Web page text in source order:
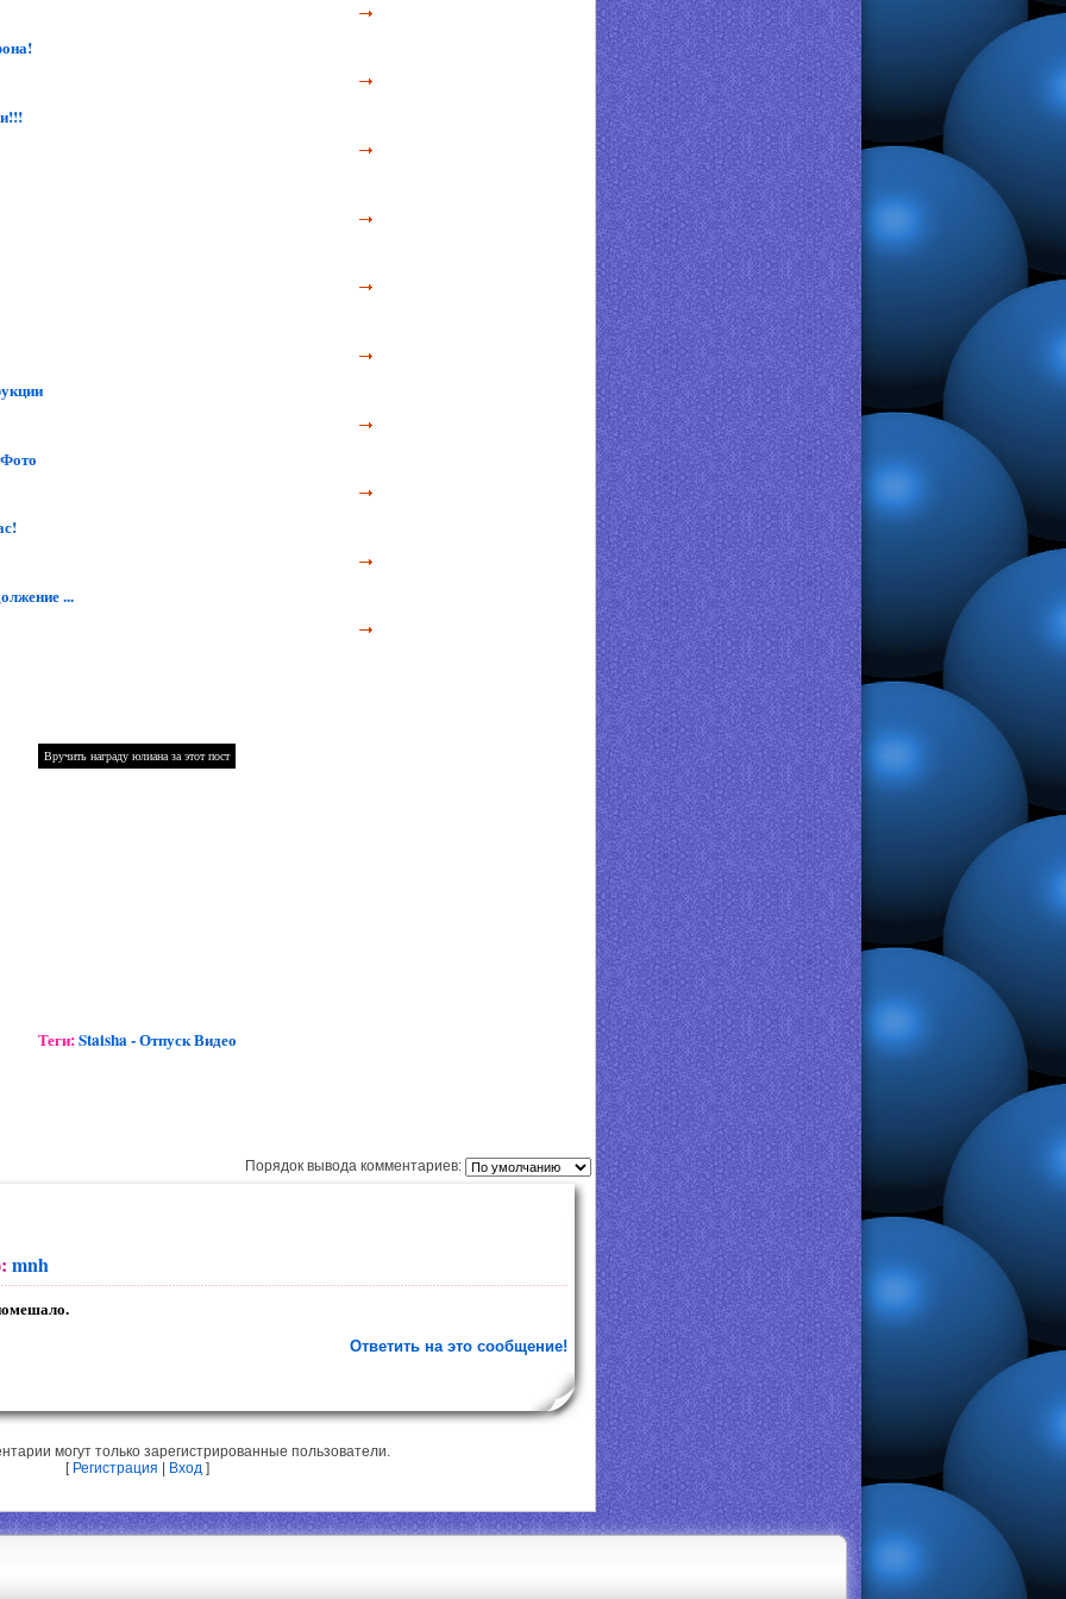
...
Теги:Staisha - Отпуск Видео
Порядок вывода комментариев:
mnh
Ответить на это сообщение!
могут только зарегистрированные пользователи.
[ Регистрация Вход]